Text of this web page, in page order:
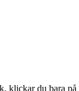
klickar du bara